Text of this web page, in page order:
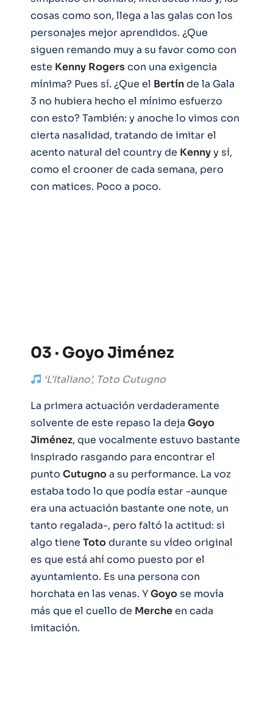
cosas como son, llega a las galas con los
personajes mejor aprendidos. ¿Que
siguen remando muy a su favor como con
este Kenny Rogerscon una exigencia
mínima? Pues sí. ¿Que el Bertínde la Gala
3 no hubiera hecho el mínimo esfuerzo
con esto? También: y anoche lo vimos con
cierta nasalidad, tratando de imitar el
acento natural del country de Kennyy sí,
como el crooner de cada semana, pero
con matices. Poco a poco.
03 · Goyo Jiménez
‘L’Italiano’, Toto Cutugno
La primera actuación verdaderamente
solvente de este repaso la deja Goyo
Jiménez, que vocalmente estuvo bastante
inspirado rasgando para encontrar el
punto Cutugnoa su performance. La voz
estaba todo lo que podía estar -aunque
era una actuación bastante one note, un
tanto regalada-, pero faltó la actitud: si
algo tiene Totodurante su vídeo original
es que está ahí como puesto por el
ayuntamiento. Es una persona con
horchata en las venas. YGoyose movía
más que el cuello de Mercheen cada
imitación.